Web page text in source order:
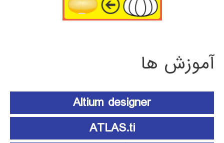
آموزش ها
Altium designer
ATLAS.ti